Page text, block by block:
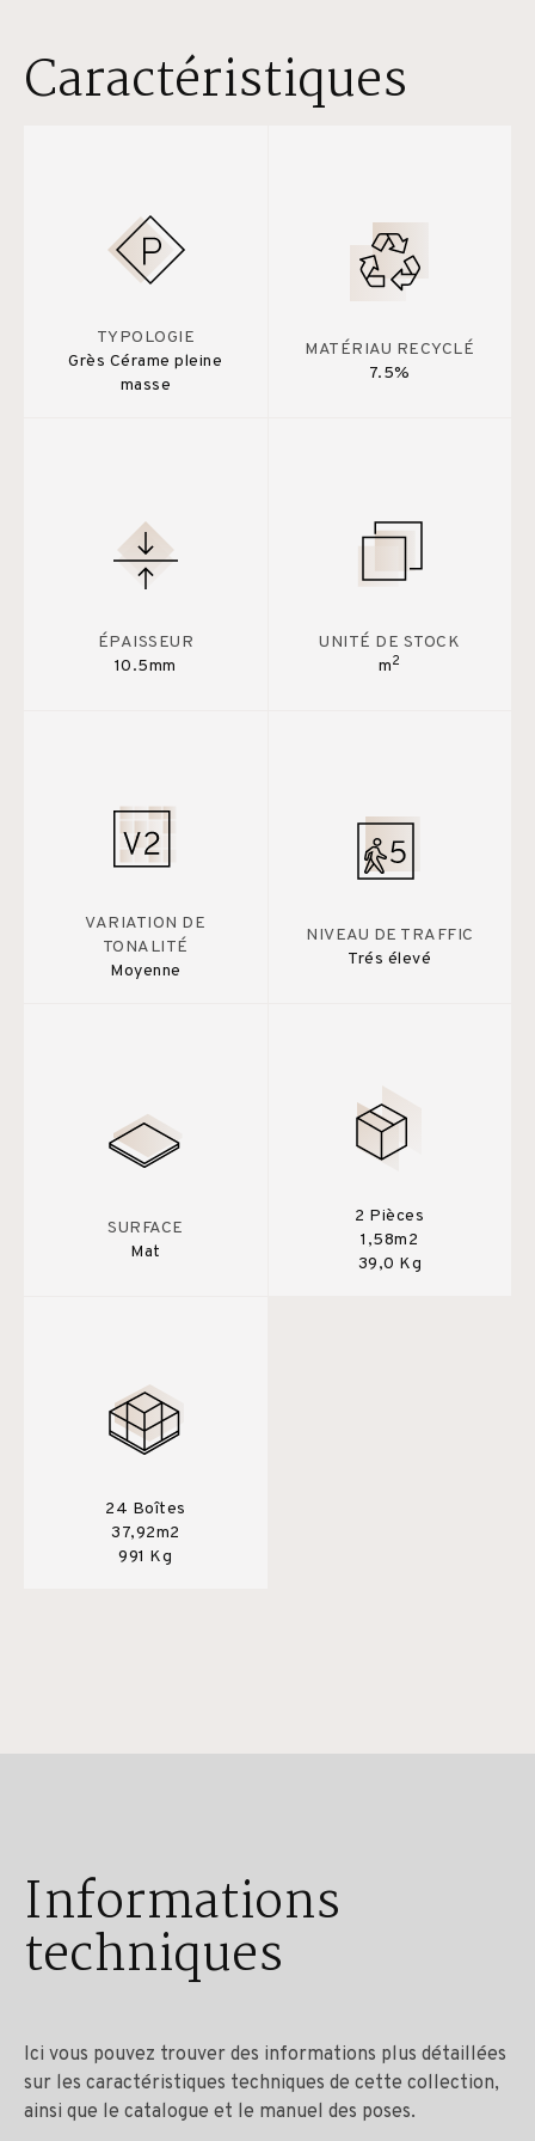
Caractéristiques
TYPOLOGIE
Grès Cérame pleine
masse
MATÉRIAU RECYCLÉ
7.5%
ÉPAISSEUR
10.5mm
UNITÉ DE STOCK
m2
VARIATION DE
TONALITÉ
Moyenne
NIVEAU DE TRAFFIC
Trés élevé
SURFACE
Mat
2 Pièces
1,58m2
39,0 Kg
24 Boîtes
37,92m2
991 Kg
Informations
techniques
Ici vous pouvez trouver des informations plus détaillées
sur les caractéristiques techniques de cette collection,
ainsi que le catalogue et le manuel des poses.